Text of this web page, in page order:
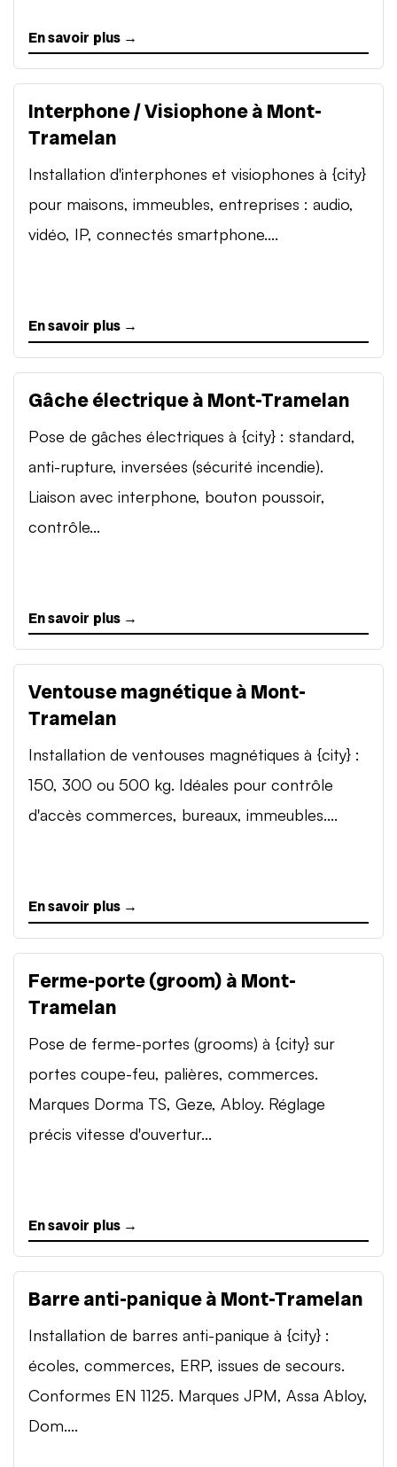
En savoir plus →
Interphone / Visiophone à Mont-
Tramelan
Installation d'interphones et visiophones à {city}
pour maisons, immeubles, entreprises : audio,
vidéo, IP, connectés smartphone....
En savoir plus →
Gâche électrique à Mont-Tramelan
Pose de gâches électriques à {city} : standard,
anti-rupture, inversées (sécurité incendie).
Liaison avec interphone, bouton poussoir,
contrôle...
En savoir plus →
Ventouse magnétique à Mont-
Tramelan
Installation de ventouses magnétiques à {city} :
150, 300 ou 500 kg. Idéales pour contrôle
d'accès commerces, bureaux, immeubles....
En savoir plus →
Ferme-porte (groom) à Mont-
Tramelan
Pose de ferme-portes (grooms) à {city} sur
portes coupe-feu, palières, commerces.
Marques Dorma TS, Geze, Abloy. Réglage
précis vitesse d'ouvertur...
En savoir plus →
Barre anti-panique à Mont-Tramelan
Installation de barres anti-panique à {city} :
écoles, commerces, ERP, issues de secours.
Conformes EN 1125. Marques JPM, Assa Abloy,
Dom....